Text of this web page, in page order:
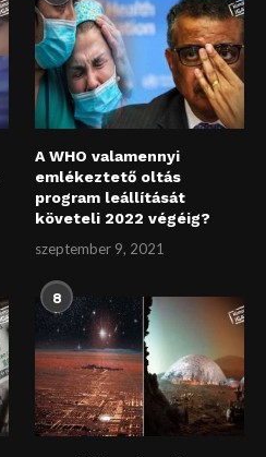
A WHO valamennyi
emlékeztető oltás
program leállítását
követeli 2022 végéig?
szeptember 9, 2021
8